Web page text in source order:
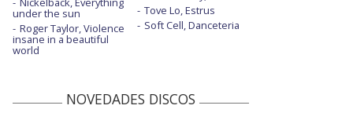
under the sun
Roger Taylor, Violence
insane in a beautiful
world
Tove Lo, Estrus
Soft Cell, Danceteria
NOVEDADES DISCOS